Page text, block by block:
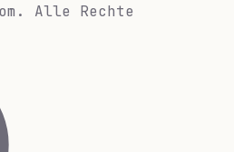
Alle Rechte